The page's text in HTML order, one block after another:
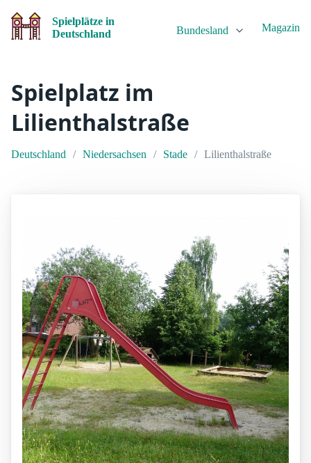
Spielplätze in
Deutschland
Bundesland Magazin
Spielplatz im
Lilienthalstraße
Deutschland Niedersachsen Stade Lilienthalstraße